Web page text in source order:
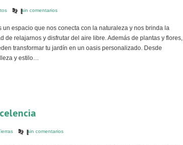
sin comentarios
un espacio que nos conecta con la naturaleza y nos brinda la
de relajarnos y disfrutar del aire libre. Además de plantas y flores,
transformar tu jardín en un oasis personalizado. Desde
y estilo…
sin comentarios